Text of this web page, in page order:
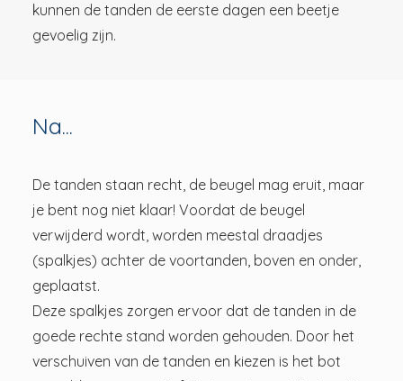
kunnen de tanden de eerste dagen een beetje
gevoelig zijn.
Na...
De tanden staan recht, de beugel mag eruit, maar
je bent nog niet klaar! Voordat de beugel
verwijderd wordt, worden meestal draadjes
(spalkjes) achter de voortanden, boven en onder,
geplaatst.
Deze spalkjes zorgen ervoor dat de tanden in de
goede rechte stand worden gehouden. Door het
verschuiven van de tanden en kiezen is het bot